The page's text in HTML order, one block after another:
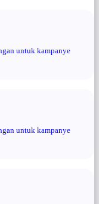
untuk kampanye
untuk kampanye